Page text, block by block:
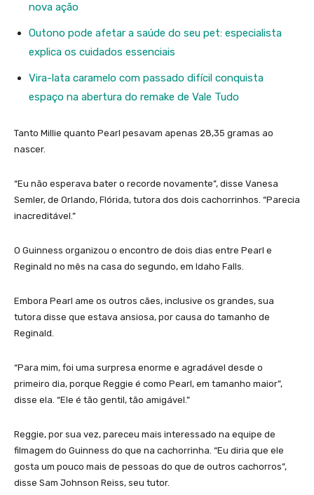
nova ação
Outono pode afetar a saúde do seu pet: especialista
explica os cuidados essenciais
Vira-lata caramelo com passado difícil conquista
espaço na abertura do remake de Vale Tudo
Tanto Millie quanto Pearl pesavam apenas 28,35 gramas ao
nascer.
“Eu não esperava bater o recorde novamente”, disse Vanesa
Semler, de Orlando, Flórida, tutora dos dois cachorrinhos. “Parecia
inacreditável.”
O Guinness organizou o encontro de dois dias entre Pearl e
Reginald no mês na casa do segundo, em Idaho Falls.
Embora Pearl ame os outros cães, inclusive os grandes, sua
tutora disse que estava ansiosa, por causa do tamanho de
Reginald.
“Para mim, foi uma surpresa enorme e agradável desde o
primeiro dia, porque Reggie é como Pearl, em tamanho maior”,
disse ela. “Ele é tão gentil, tão amigável.”
Reggie, por sua vez, pareceu mais interessado na equipe de
filmagem do Guinness do que na cachorrinha. “Eu diria que ele
gosta um pouco mais de pessoas do que de outros cachorros”,
disse Sam Johnson Reiss, seu tutor.